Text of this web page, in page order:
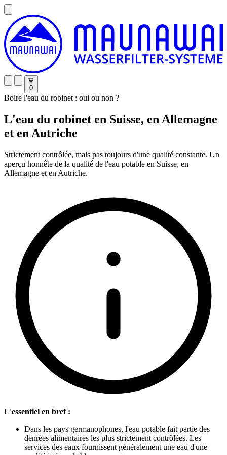
0
Boire l'eau du robinet : oui ou non ?
L'eau du robinet en Suisse, en Allemagne
et en Autriche
Strictement contrôlée, mais pas toujours d'une qualité constante. Un
aperçu honnête de la qualité de l'eau potable en Suisse, en
Allemagne et en Autriche.
L'essentiel en bref :
Dans les pays germanophones, l'eau potable fait partie des
denrées alimentaires les plus strictement contrôlées. Les
services des eaux fournissent généralement une eau d'une